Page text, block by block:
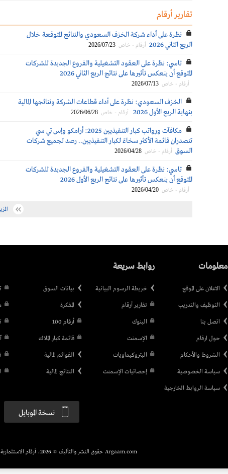
تقارير أرقام
نظرة على أداء شركة الخزف السعودي والنتائج المتوقعة خلال
الربع الثاني 2026
أرقام - خاص 2026/07/23
تاسي: نظرة على العقود التشغيلية والفروع الجديدة للشركات
المتوقع أن ينعكس تأثيرها على نتائج الربع الثاني 2026
أرقام - خاص 2026/07/13
الخزف السعودي: نظرة على أداء قطاعات الشركة ونتائجها المالية
بنهاية الربع الأول 2026
أرقام - خاص 2026/06/28
مكافآت ورواتب كبار التنفيذيين 2025: أرامكو وإس تي سي
تتصدران قائمة الأكثر سخاءً لكبار التنفيذيين.. رصد لجميع شركات
السوق أرقام - خاص 2026/04/28
تاسي: نظرة على العقود التشغيلية والفروع الجديدة للشركات
المتوقع أن ينعكس تأثيرها على نتائج الربع الأول 2026
أرقام - خاص 2026/04/20
معلومات
الاعلان على الموقع
التوظيف والتدريب
اتصل بنا
حول ارقام
الشروط والأحكام
سياسة الخصوصية
سياسة الروابط الخارجية
روابط سريعة
خريطة الرسوم البيانية
تقارير أرقام
البنوك
الإسمنت
البتروكيماويات
إحصائيات الإسمنت
بيانات السوق
المفكرة
أرقام 100
قائمة كبار الملاك
القوائم المالية
النتائج المالية
نسخة الموبايل
Argaam.com حقوق النشر والتأليف © 2026، أرقام الاستثمارية , جميع الحقوق محفوظة